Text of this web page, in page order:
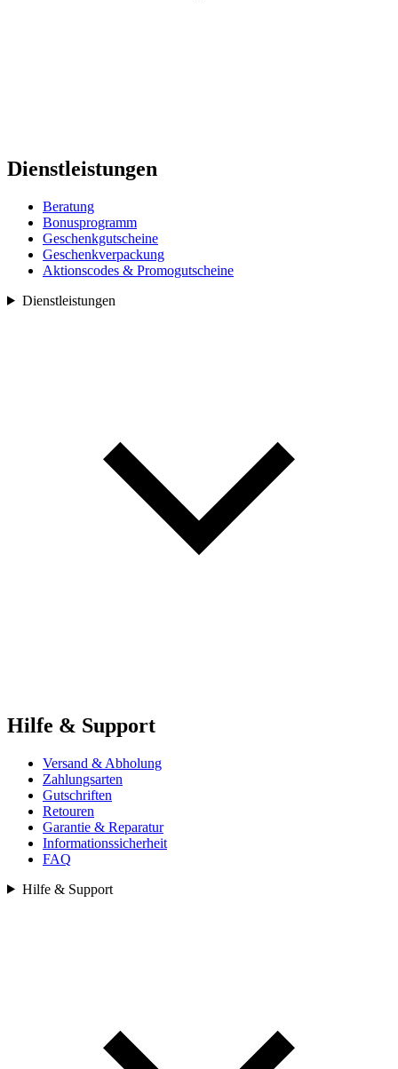
Dienstleistungen
Beratung
Bonusprogramm
Geschenkgutscheine
Geschenkverpackung
Aktionscodes & Promogutscheine
Dienstleistungen
Hilfe & Support
Versand & Abholung
Zahlungsarten
Gutschriften
Retouren
Garantie & Reparatur
Informationssicherheit
FAQ
Hilfe & Support